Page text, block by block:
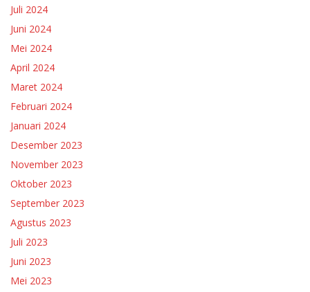
Juli 2024
Juni 2024
Mei 2024
April 2024
Maret 2024
Februari 2024
Januari 2024
Desember 2023
November 2023
Oktober 2023
September 2023
Agustus 2023
Juli 2023
Juni 2023
Mei 2023